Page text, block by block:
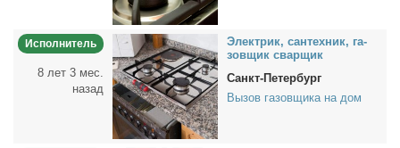
Исполнитель
8 лет 3 мес.
назад
Элек­трик, сан­тех­ник, га­
зов­щик свар­щик
Санкт-Петербург
Вызов газовщика на дом